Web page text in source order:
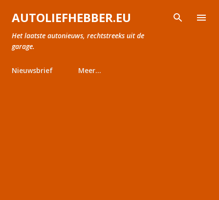
Doorgaan naar hoofdcontent
AUTOLIEFHEBBER.EU
Het laatste autonieuws, rechtstreeks uit de
garage.
Nieuwsbrief Meer…